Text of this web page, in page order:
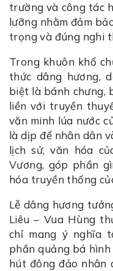
trường và công tác
lưỡng nhằm đảm
trọng và đúng nghi
Trong khuôn khổ
thức dâng hương,
biệt là bánh chưng,
liền với truyền
văn minh lúa nước
là dịp để nhân dân
lịch sử, văn hóa
Vương, góp phần
hóa truyền thống
Lễ dâng hương
Liêu – Vua Hùng
chỉ mang ý nghĩa
phần quảng bá
hút đông đảo nhân